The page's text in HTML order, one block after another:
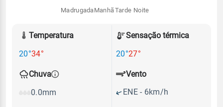
Madrugada Manhã Tarde Noite
Temperatura
20°34°
Sensação térmica
20°27°
Chuva
0.0mm
Vento
ENE - 6km/h